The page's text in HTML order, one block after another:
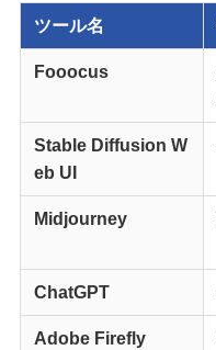
ツール名
Fooocus
Stable Diffusion W
eb UI
Midjourney
ChatGPT
Adobe Firefly